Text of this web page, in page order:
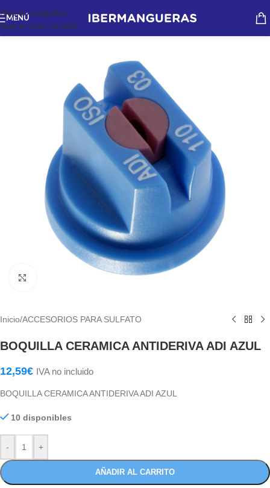
Skip to navigation
Skip to main content
MENÚ
Haga Click para agrandar
Inicio/ACCESORIOS PARA SULFATO
BOQUILLA CERAMICA ANTIDERIVA ADI AZUL
12,59€ IVA no incluido
BOQUILLA CERAMICA ANTIDERIVA ADI AZUL
10 disponibles
- +
AÑADIR AL CARRITO